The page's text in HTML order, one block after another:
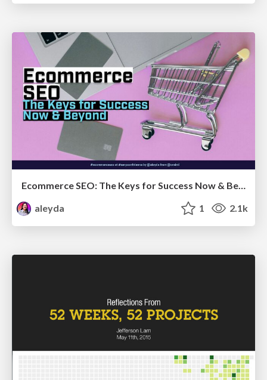
Ecommerce SEO: The Keys for Success Now & Beyond - #SERPConf2024
aleyda
1 2.1k